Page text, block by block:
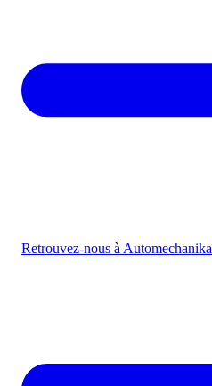
Retrouvez-nous à Automechanika